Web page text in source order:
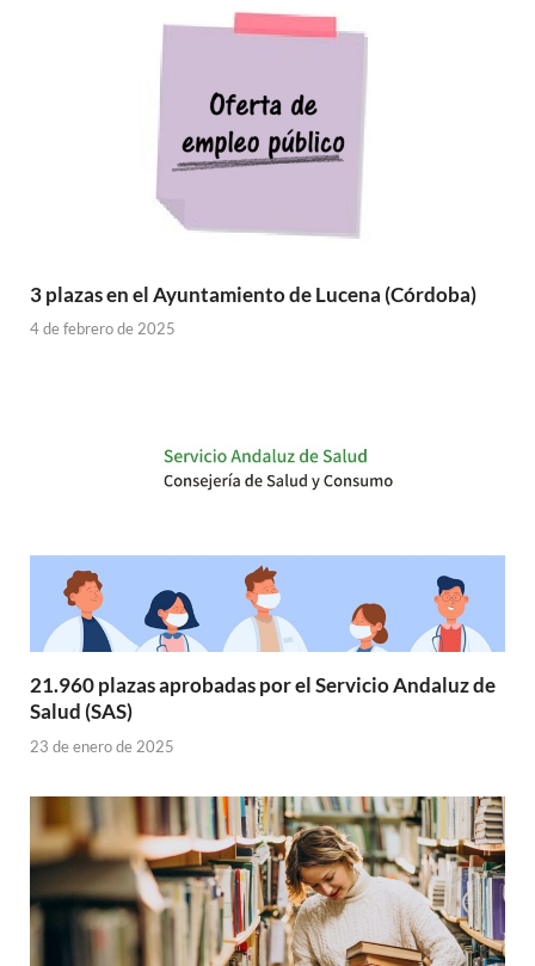
3 plazas en el Ayuntamiento de Lucena (Córdoba)
4 de febrero de 2025
21.960 plazas aprobadas por el Servicio Andaluz de
Salud (SAS)
23 de enero de 2025